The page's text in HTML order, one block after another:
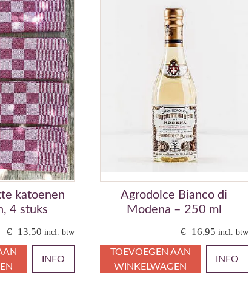
katoenen
4 stuks
€ 13,50 incl. btw
INFO
Agrodolce Bianco di
Modena – 250 ml
€ 16,95 incl. btw
TOEVOEGEN AAN
WINKELWAGEN
INFO